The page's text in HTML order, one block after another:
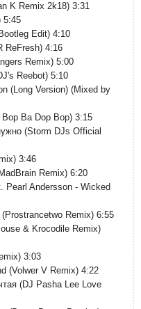
K Remix 2k18) 3:31
5:45
Edit) 4:10
ReFresh) 4:16
Remix) 5:00
Reebot) 5:10
(Long Version) (Mixed by
Ba Dop Bop) 3:15
(Storm DJs Official
3:46
Remix) 6:20
Pearl Andersson - Wicked
Remix) 6:55
& Krocodile Remix)
3:03
(Volwer V Remix) 4:22
(DJ Pasha Lee Love